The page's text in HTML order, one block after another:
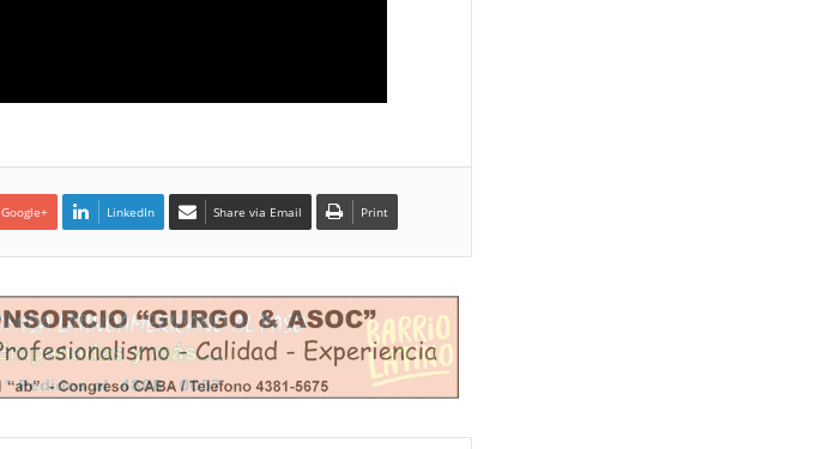
Google+ LinkedIn Share via Email Print